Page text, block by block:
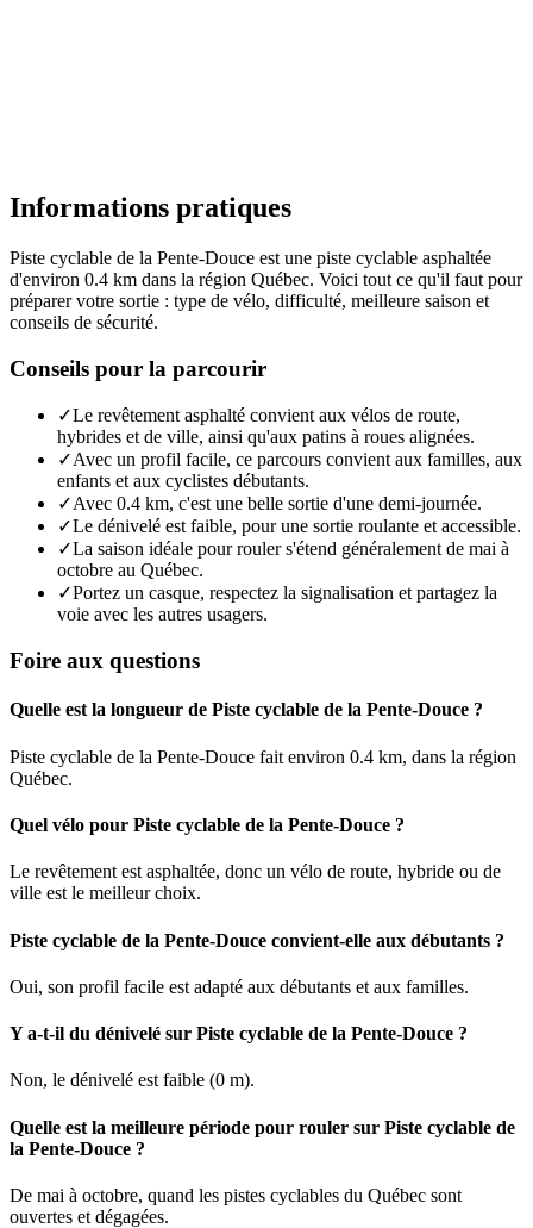
Informations pratiques
Piste cyclable de la Pente-Douce est une piste cyclable asphaltée
d'environ 0.4 km dans la région Québec. Voici tout ce qu'il faut pour
préparer votre sortie : type de vélo, difficulté, meilleure saison et
conseils de sécurité.
Conseils pour la parcourir
✓Le revêtement asphalté convient aux vélos de route,
hybrides et de ville, ainsi qu'aux patins à roues alignées.
✓Avec un profil facile, ce parcours convient aux familles, aux
enfants et aux cyclistes débutants.
✓Avec 0.4 km, c'est une belle sortie d'une demi-journée.
✓Le dénivelé est faible, pour une sortie roulante et accessible.
✓La saison idéale pour rouler s'étend généralement de mai à
octobre au Québec.
✓Portez un casque, respectez la signalisation et partagez la
voie avec les autres usagers.
Foire aux questions
Quelle est la longueur de Piste cyclable de la Pente-Douce ?
Piste cyclable de la Pente-Douce fait environ 0.4 km, dans la région
Québec.
Quel vélo pour Piste cyclable de la Pente-Douce ?
Le revêtement est asphaltée, donc un vélo de route, hybride ou de
ville est le meilleur choix.
Piste cyclable de la Pente-Douce convient-elle aux débutants ?
Oui, son profil facile est adapté aux débutants et aux familles.
Y a-t-il du dénivelé sur Piste cyclable de la Pente-Douce ?
Non, le dénivelé est faible (0 m).
Quelle est la meilleure période pour rouler sur Piste cyclable de
la Pente-Douce ?
De mai à octobre, quand les pistes cyclables du Québec sont
ouvertes et dégagées.